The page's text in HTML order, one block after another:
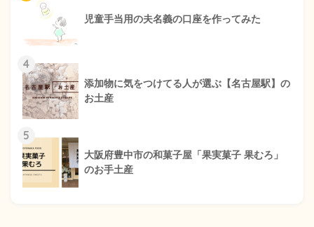
児童手当用の夫名義の口座を作ってみた
4
添加物に気をつけてる人が選ぶ【名古屋駅】の
お土産
5
大阪府豊中市の和菓子屋「果実菓子 果むろ」
のお手土産